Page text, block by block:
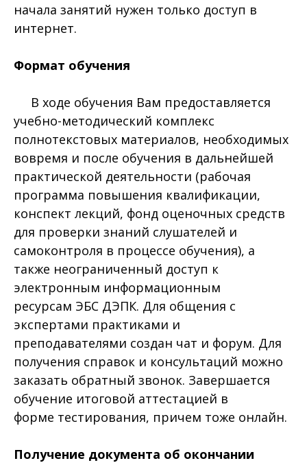
начала занятий нужен только доступ в
интернет.
Формат обучения
В ходе обучения Вам предоставляется
учебно-методический комплекс
полнотекстовых материалов, необходимых
вовремя и после обучения в дальнейшей
практической деятельности (рабочая
программа повышения квалификации,
конспект лекций, фонд оценочных средств
для проверки знаний слушателей и
самоконтроля в процессе обучения), а
также неограниченный доступ к
электронным информационным
ресурсам ЭБС ДЭПК. Для общения с
экспертами практиками и
преподавателями создан чат и форум. Для
получения справок и консультаций можно
заказать обратный звонок. Завершается
обучение итоговой аттестацией в
форме тестирования, причем тоже онлайн.
Получение документа об окончании